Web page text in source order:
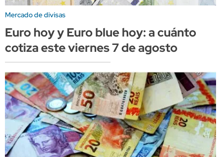
Mercado de divisas
Euro hoy y Euro blue hoy: a cuánto
cotiza este viernes 7 de agosto